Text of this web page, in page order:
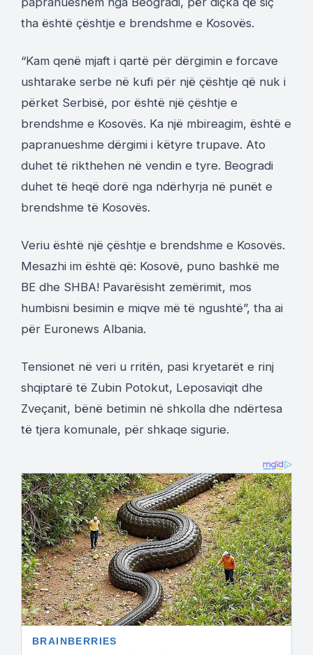
tha është çështje e brendshme e Kosovës.
“Kam qenë mjaft i qartë për dërgimin e forcave
ushtarake serbe në kufi për një çështje që nuk i
përket Serbisë, por është një çështje e
brendshme e Kosovës. Ka një mbireagim, është e
papranueshme dërgimi i këtyre trupave. Ato
duhet të rikthehen në vendin e tyre. Beogradi
duhet të heqë dorë nga ndërhyrja në punët e
brendshme të Kosovës.
Veriu është një çështje e brendshme e Kosovës.
Mesazhi im është që: Kosovë, puno bashkë me
BE dhe SHBA! Pavarësisht zemërimit, mos
humbisni besimin e miqve më të ngushtë”, tha ai
për Euronews Albania.
Tensionet në veri u rritën, pasi kryetarët e rinj
shqiptarë të Zubin Potokut, Leposaviqit dhe
Zveçanit, bënë betimin në shkolla dhe ndërtesa
të tjera komunale, për shkaqe sigurie.